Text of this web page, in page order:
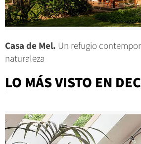
Casa de Mel. Un refugio
naturaleza
LO MÁS VISTO EN